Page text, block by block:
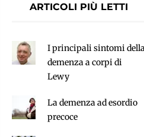
ARTICOLI PIÙ LETTI
I principali sintomi
demenza a corpi di
Lewy
La demenza ad esordio
precoce